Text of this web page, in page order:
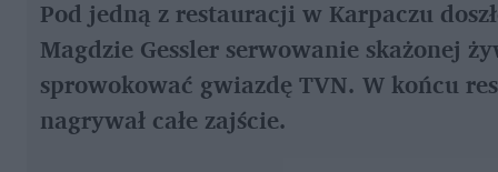
Pod jedną z restauracji w Karpaczu
Magdzie Gessler serwowanie skażonej
sprowokować gwiazdę TVN. W końcu
nagrywał całe zajście.